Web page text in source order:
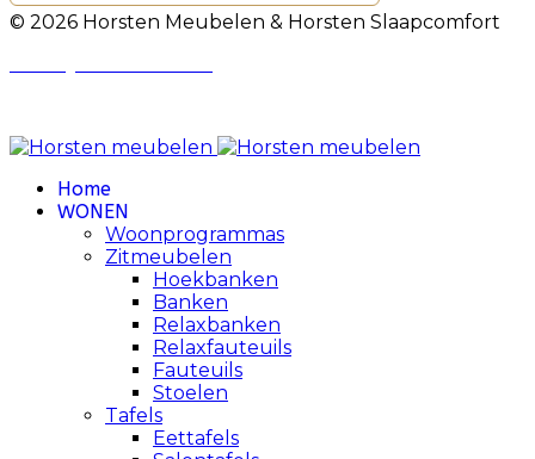
© 2026 Horsten Meubelen & Horsten Slaapcomfort
Home
WONEN
Woonprogrammas
Zitmeubelen
Hoekbanken
Banken
Relaxbanken
Relaxfauteuils
Fauteuils
Stoelen
Tafels
Eettafels